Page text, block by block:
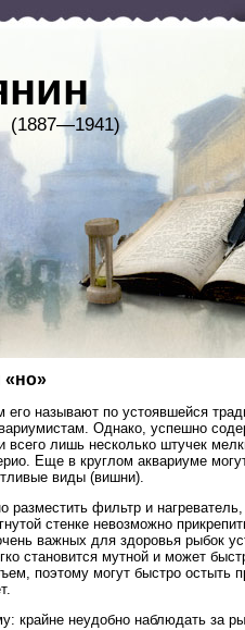
(1887—1941)
«но»
его называют по устоявшейся
Однако, успешно
лишь несколько штучек
Еще в круглом аквариуме
виды (вишни).
разместить фильтр и
стенке невозможно
важных для здоровья рыбок
становится мутной и может
поэтому могут быстро остыть
крайне неудобно наблюдать за